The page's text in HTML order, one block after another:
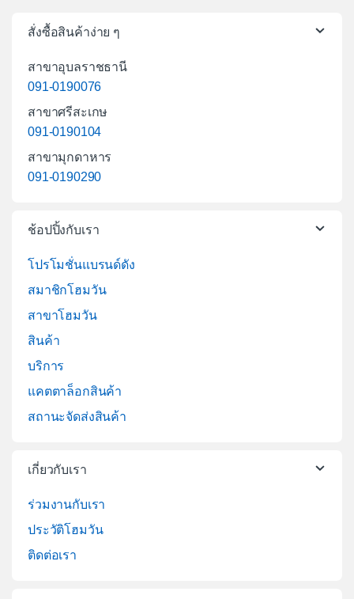
สั่งซื้อสินค้าง่าย ๆ
สาขาอุบลราชธานี
091-0190076
สาขาศรีสะเกษ
091-0190104
สาขามุกดาหาร
091-0190290
ช้อปปิ้งกับเรา
โปรโมชั่นแบรนด์ดัง
สมาชิกโฮมวัน
สาขาโฮมวัน
สินค้า
บริการ
แคตตาล็อกสินค้า
สถานะจัดส่งสินค้า
เกี่ยวกับเรา
ร่วมงานกับเรา
ประวัติโฮมวัน
ติดต่อเรา